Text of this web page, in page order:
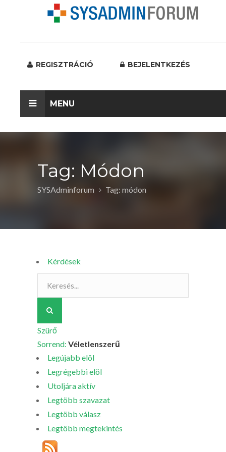
REGISZTRÁCIÓ BEJELENTKEZÉS
MENU
Tag: Módon
SYSAdminforum Tag: módon
Kérdések
Szürő
Sorrend: Véletlenszerű
Legújabb elöl
Legrégebbi elöl
Utoljára aktív
Legtöbb szavazat
Legtöbb válasz
Legtöbb megtekintés